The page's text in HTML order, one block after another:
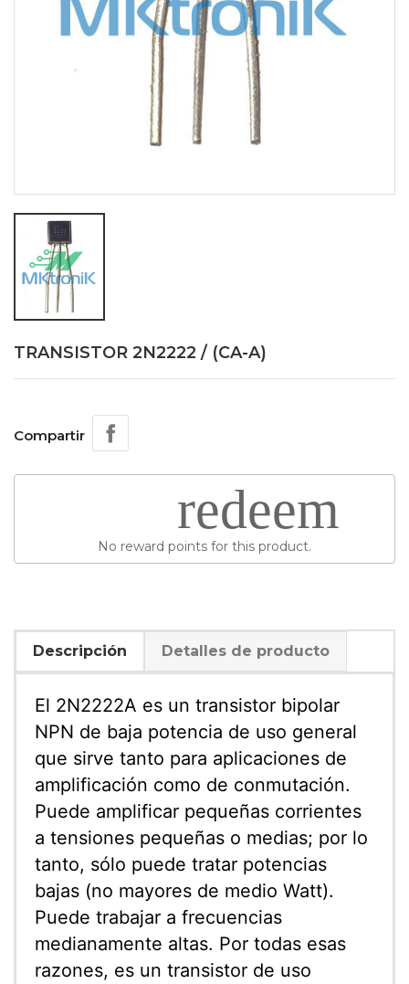
TRANSISTOR 2N2222 / (CA-A)
Compartir
redeem
No reward points for this product.
Descripción Detalles de producto
El 2N2222A es un transistor bipolar
NPN de baja potencia de uso general
que sirve tanto para aplicaciones de
amplificación como de conmutación.
Puede amplificar pequeñas corrientes
a tensiones pequeñas o medias; por lo
tanto, sólo puede tratar potencias
bajas (no mayores de medio Watt).
Puede trabajar a frecuencias
medianamente altas. Por todas esas
razones, es un transistor de uso